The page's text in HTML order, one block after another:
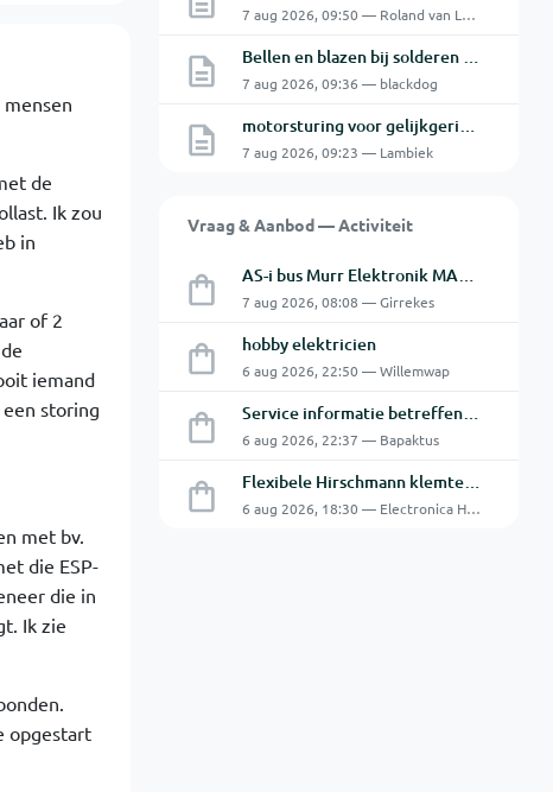
7 aug 2026, 09:50 — Roland van Leusden
Bellen en blazen bij solderen van Chinese PCBs
7 aug 2026, 09:36 — blackdog
motorsturing voor gelijkgerichte 230V DC motor
7 aug 2026, 09:23 — Lambiek
Vraag & Aanbod — Activiteit
AS-i bus Murr Elektronik MASI20 AS-Interface I/O-module 56440
7 aug 2026, 08:08 — Girrekes
hobby elektricien
6 aug 2026, 22:50 — Willemwap
Service informatie betreffende een GFC-8010 van GW
6 aug 2026, 22:37 — Bapaktus
Flexibele Hirschmann klemtestpen met tweedelige klem.
6 aug 2026, 18:30 — Electronica Hobbyist
de
Ik zou
in
of 2
iemand
storing
met bv.
die ESP-
die in
Ik zie
opgestart